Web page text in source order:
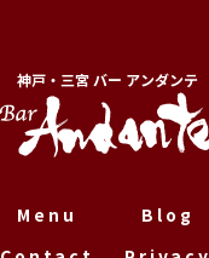
神戸・三宮 バー アンダンテ
Menu Blog